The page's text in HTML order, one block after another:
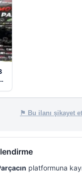
⚑ Bu ilanı şikayet et
platformuna